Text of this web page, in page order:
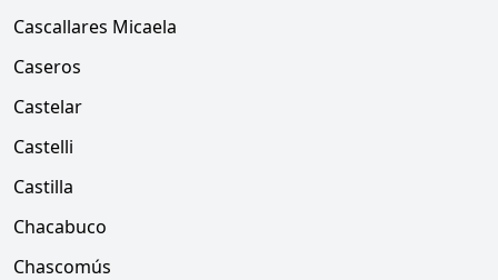
Cascallares Micaela
Caseros
Castelar
Castelli
Castilla
Chacabuco
Chascomús